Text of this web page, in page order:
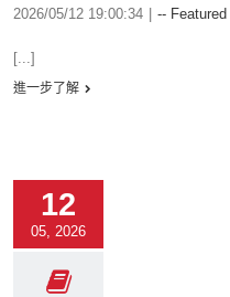
2026/05/12 19:00:34 -- Featured
[...]
進一步了解
12
05, 2026